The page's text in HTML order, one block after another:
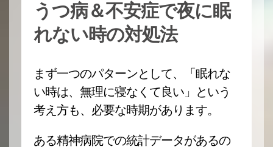
うつ病＆不安症で夜に眠
れない時の対処法
まず一つのパターンとして、「眠れな
い時は、無理に寝なくて良い」という
考え方も、必要な時期があります。
ある精神病院での統計データがあるの